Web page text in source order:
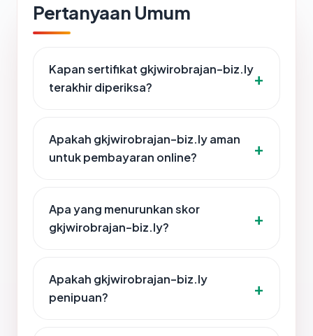
Pertanyaan Umum
Kapan sertifikat gkjwirobrajan-biz.ly
terakhir diperiksa?
Apakah gkjwirobrajan-biz.ly aman
untuk pembayaran online?
Apa yang menurunkan skor
gkjwirobrajan-biz.ly?
Apakah gkjwirobrajan-biz.ly
penipuan?